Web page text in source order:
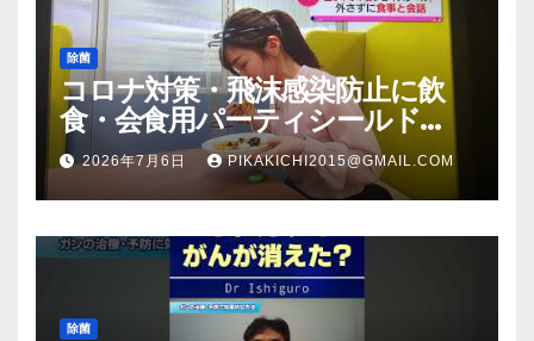
除菌
コロナ対策・飛沫感染防止に飲
食・会食用パーティシールド
（マスク会食代替品）ＦＢＣ福井
放送のＴＶ番組での紹介映像
2026年7月6日 PIKAKICHI2015@GMAIL.COM
除菌